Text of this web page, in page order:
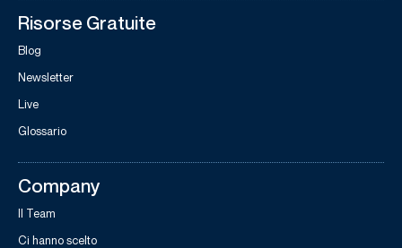
Risorse Gratuite
Blog
Newsletter
Live
Glossario
Company
Il Team
Ci hanno scelto